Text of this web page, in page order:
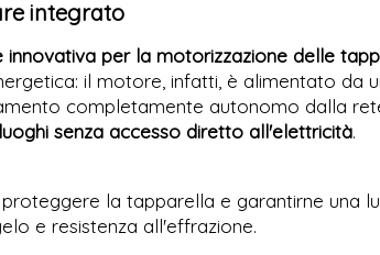
integrato
innovativa per la motorizzazione delle
il motore, infatti, è alimentato da
completamente autonomo dalla
senza accesso diretto all'elettricità.
la tapparella e garantirne una
e resistenza all'effrazione.